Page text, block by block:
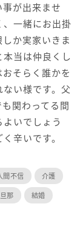
が出来ませ
一緒にお出掛
か実家いきま
当は仲良くし
そらく誰かを
い様です。父
関わってる間
いでしょう
辛いです。
間不信
介護
旦那 結婚